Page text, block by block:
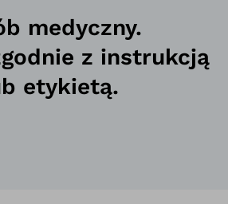
medyczny.
z instrukcją
etykietą.